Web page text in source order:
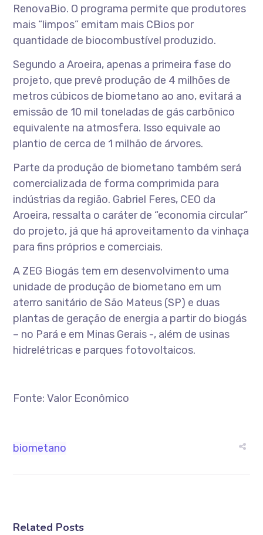
RenovaBio. O programa permite que produtores
mais “limpos” emitam mais CBios por
quantidade de biocombustível produzido.
Segundo a Aroeira, apenas a primeira fase do
projeto, que prevê produção de 4 milhões de
metros cúbicos de biometano ao ano, evitará a
emissão de 10 mil toneladas de gás carbônico
equivalente na atmosfera. Isso equivale ao
plantio de cerca de 1 milhão de árvores.
Parte da produção de biometano também será
comercializada de forma comprimida para
indústrias da região. Gabriel Feres, CEO da
Aroeira, ressalta o caráter de “economia circular”
do projeto, já que há aproveitamento da vinhaça
para fins próprios e comerciais.
A ZEG Biogás tem em desenvolvimento uma
unidade de produção de biometano em um
aterro sanitário de São Mateus (SP) e duas
plantas de geração de energia a partir do biogás
– no Pará e em Minas Gerais -, além de usinas
hidrelétricas e parques fotovoltaicos.
Fonte: Valor Econômico
biometano
Related Posts